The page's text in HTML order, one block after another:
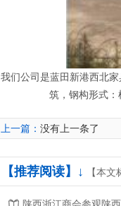
我们公司是蓝田新港西北
筑，钢构形式：
上一篇： 没有上一条了
【推荐阅读】↓ 【本文